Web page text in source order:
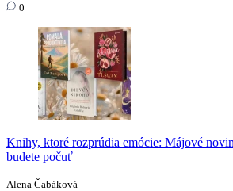
0
Knihy, ktoré rozprúdia emócie: Májové
budete počuť
Alena Čabáková